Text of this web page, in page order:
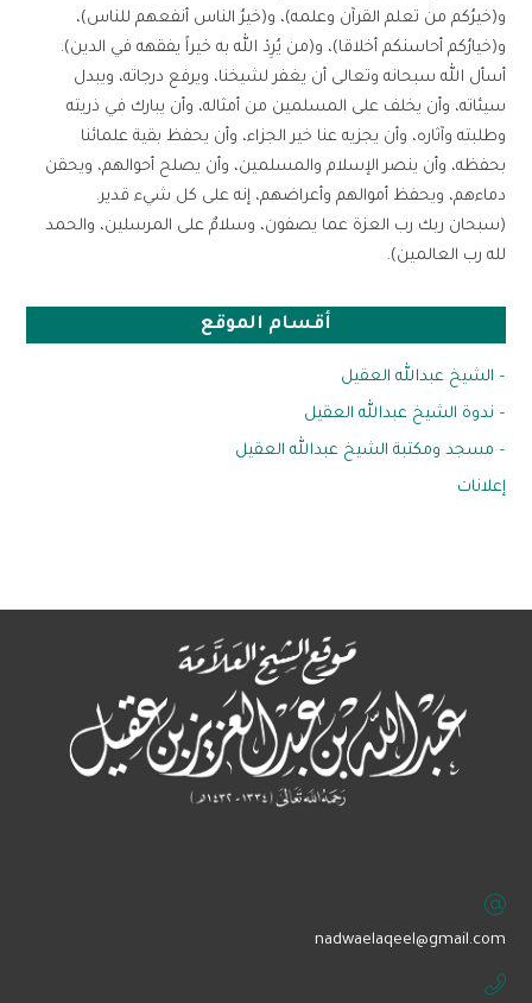
و(خيرُكم من تعلم القرآن وعلمه)، و(خيرُ الناس أنفعهم للناس)،
و(خيارُكم أحاسنكم أخلاقا)، و(من يُرِدْ الله به خيراً يفقهه في الدين).
أسأل الله سبحانه وتعالى أن يغفر لشيخنا، ويرفع درجاته، ويبدل
سيئاته، وأن يخلف على المسلمين من أمثاله، وأن يبارك في ذريته
وطلبته وآثاره، وأن يجزيه عنا خير الجزاء، وأن يحفظ بقية علمائنا
بحفظه، وأن ينصر الإسلام والمسلمين، وأن يصلح أحوالهم، ويحقن
دماءهم، ويحفظ أموالهم وأعراضهم، إنه على كل شيء قدير.
(سبحان ربك رب العزة عما يصفون، وسلامٌ على المرسلين، والحمد
لله رب العالمين).
أقسام الموقع
– الشيخ عبدالله العقيل
– ندوة الشيخ عبدالله العقيل
– مسجد ومكتبة الشيخ عبدالله العقيل
إعلانات
‏nadwaelaqeel@gmail.com